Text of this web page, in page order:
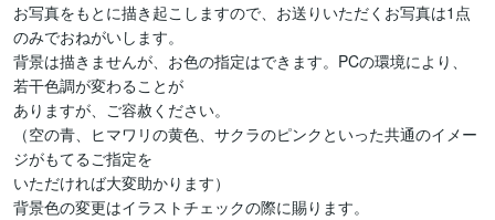
お写真をもとに描き起こしますので、お送りいただくお写真は1点
のみでおねがいします。
背景は描きませんが、お色の指定はできます。PCの環境により、
若干色調が変わることが
ありますが、ご容赦ください。
（空の青、ヒマワリの黄色、サクラのピンクといった共通のイメー
ジがもてるご指定を
いただければ大変助かります）
背景色の変更はイラストチェックの際に賜ります。